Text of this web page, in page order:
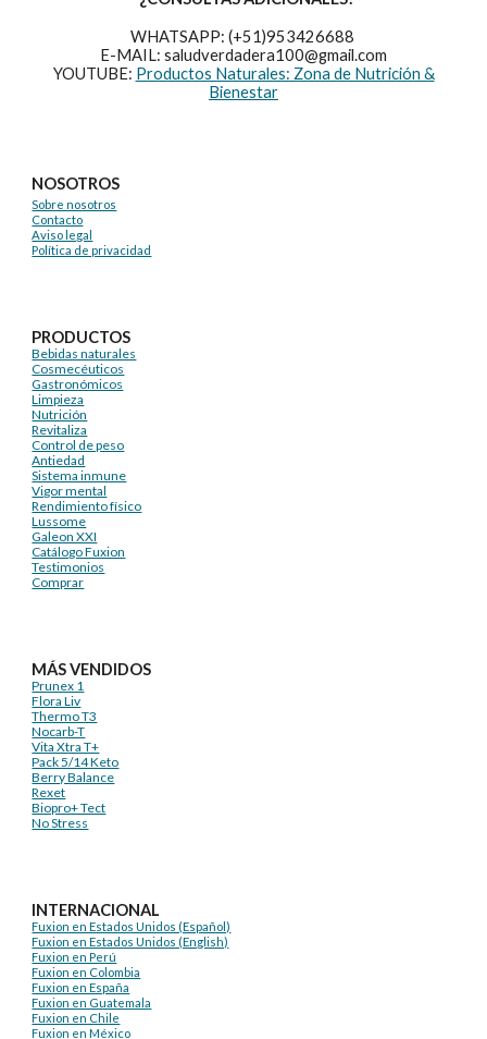
WHATSAPP: (+51)953426688
E-MAIL: saludverdadera100@gmail.com
YOUTUBE: Productos Naturales: Zona de Nutrición &
Bienestar
NOSOTROS
Sobre nosotros
Contacto
Aviso legal
Política de privacidad
PRODUCTOS
Bebidas naturales
Cosmecéuticos
Gastronómicos
Limpieza
Nutrición
Revitaliza
Control de peso
Antiedad
Sistema inmune
Vigor mental
Rendimiento físico
Lussome
Galeon XXI
Catálogo Fuxion
Testimonios
Comprar
MÁS VENDIDOS
Prunex 1
Flora Liv
Thermo T3
Nocarb-T
Vita Xtra T+
Pack 5/14 Keto
Berry Balance
Rexet
Biopro+ Tect
No Stress
INTERNACIONAL
Fuxion en Estados Unidos (Español)
Fuxion en Estados Unidos (English)
Fuxion en Perú
Fuxion en Colombia
Fuxion en España
Fuxion en Guatemala
Fuxion en Chile
Fuxion en México